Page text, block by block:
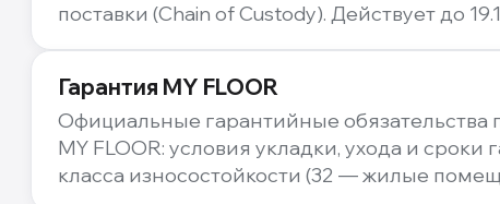
поставки (Chain of Custody). Действует до
Гарантия MY FLOOR
Официальные гарантийные обязательства
MY FLOOR: условия укладки, ухода и сроки
класса износостойкости (32 — жилые